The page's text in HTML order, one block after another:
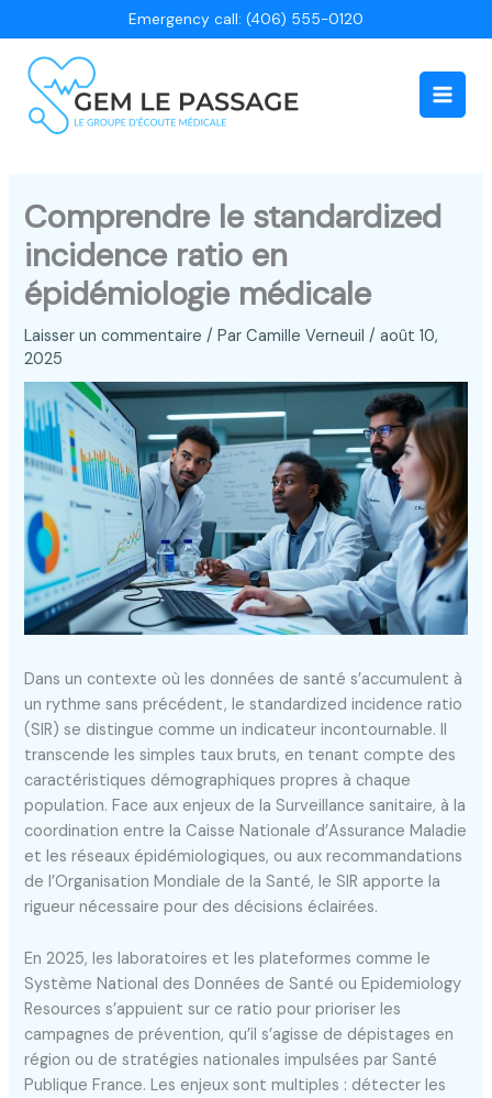
au
contenu
Emergency call: (406) 555-0120
Main
Comprendre le standardized
incidence ratio en
épidémiologie médicale
Laisser un commentaire / ParCamille Verneuil/août 10,
2025
Dans un contexte où les données de santé s’accumulent à
un rythme sans précédent, le standardized incidence ratio
(SIR) se distingue comme un indicateur incontournable. Il
transcende les simples taux bruts, en tenant compte des
caractéristiques démographiques propres à chaque
population. Face aux enjeux de la Surveillance sanitaire, à la
coordination entre la Caisse Nationale d’Assurance Maladie
et les réseaux épidémiologiques, ou aux recommandations
de l’Organisation Mondiale de la Santé, le SIR apporte la
rigueur nécessaire pour des décisions éclairées.
En 2025, les laboratoires et les plateformes comme le
Système National des Données de Santé ou Epidemiology
Resources s’appuient sur ce ratio pour prioriser les
campagnes de prévention, qu’il s’agisse de dépistages en
région ou de stratégies nationales impulsées par Santé
Publique France. Les enjeux sont multiples : détecter les